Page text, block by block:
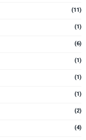
(11)
(1)
(6)
(1)
(1)
(1)
(2)
(4)